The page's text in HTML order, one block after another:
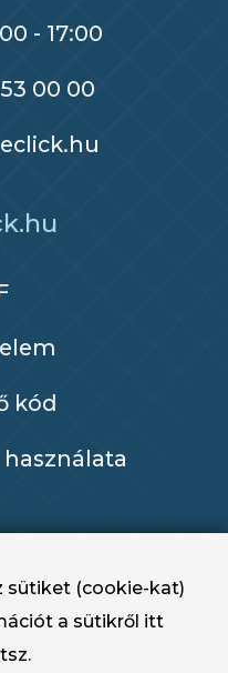
- 17:00
00 00
kód
sütiket (cookie-kat)
a sütikről itt